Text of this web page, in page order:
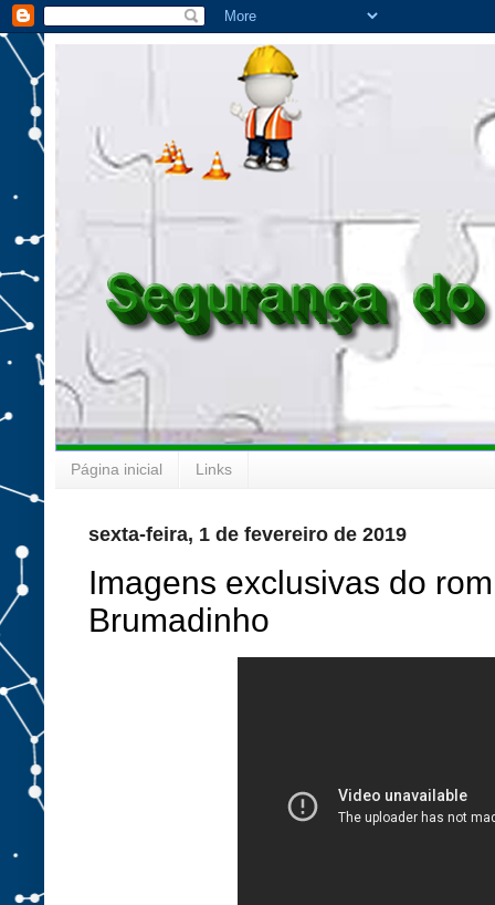
Página inicial Links
sexta-feira, 1 de fevereiro de 2019
Imagens exclusivas do
Brumadinho